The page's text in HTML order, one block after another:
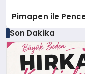
Pimapen ile
Son Dakika